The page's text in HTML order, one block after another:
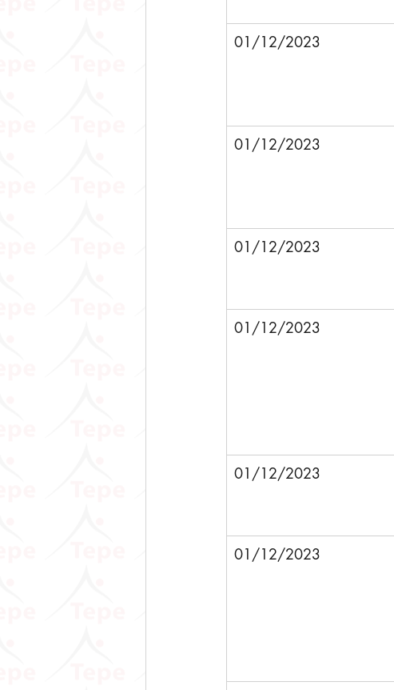
01/12/2023
01/12/2023
01/12/2023
01/12/2023
01/12/2023
01/12/2023